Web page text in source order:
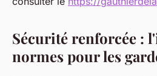
Sécurité renforcée :
normes pour les